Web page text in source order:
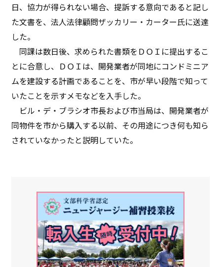
日、協力が得られない場合、提訴する意向であると記し
た文書を、法人法律顧問ザッカリー・カーター氏に送達
した。
同課は数日後、求められた書類をＤＯＩに提出するこ
とに合意し、ＤＯＩは、開発業者が同地にコンドミニア
ムを建設する計画であることを、市が早い段階で知って
いたことを示すメモなどを入手した。
ビル・デ・ブラシオ市長および市当局は、開発業者が
同物件を市から購入する以前、その用途につき何も知ら
されていなかったと説明していた。